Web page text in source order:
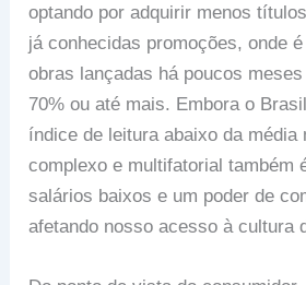
optando por adquirir menos
já conhecidas promoções, onde
obras lançadas há poucos
70% ou até mais. Embora o
índice de leitura abaixo da média
complexo e multifatorial também
salários baixos e um poder de
afetando nosso acesso à cultura